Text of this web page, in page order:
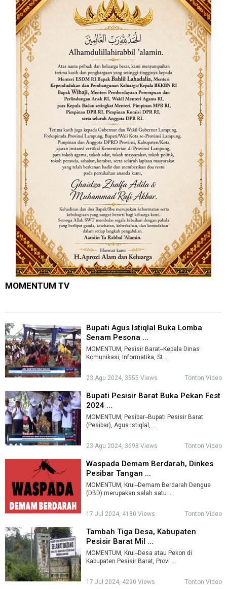
MOMENTUM TV
Bupati Agus Istiqlal Buka Lomba
Senam Pesona ...
MOMENTUM, Pesisir Barat--Kepala Dinas
Komunikasi, Informatika, St ...
23 Agu 2024, 3555 Views Tonton Video
Bupati Pesisir Barat Buka Pekan Fest
2024 ...
MOMENTUM, Pesibar--Bupati Pesisir Barat
(Pesibar), Agus Istiqlal, ...
23 Agu 2024, 3698 Views Tonton Video
Waspada Demam Berdarah, Dinkes
Pesibar Tangan ...
MOMENTUM, Krui--Demam Berdarah Dengue
(DBD) merupakan salah satu ...
17 Jul 2024, 4180 Views Tonton Video
Tambah Tiga Desa, Kabupaten
Pesisir Barat Mil ...
MOMENTUM, Krui--Desa atau Pekon di
Kabupaten Pesisir Barat, Provi ...
17 Jul 2024, 4290 Views Tonton Video